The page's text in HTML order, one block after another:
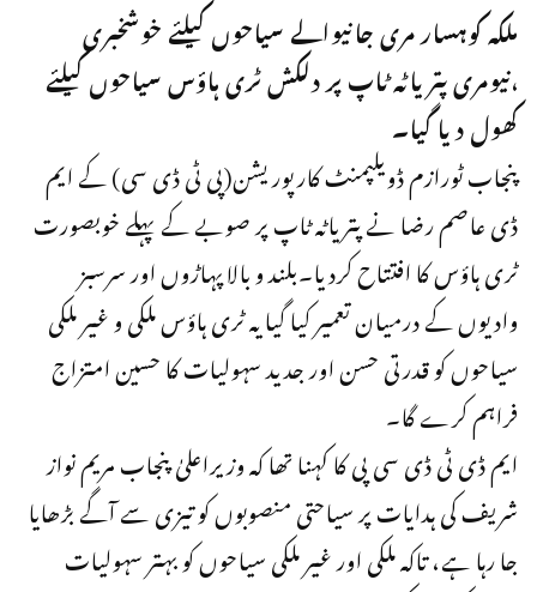
ملکہ کوہسار مری جانیوالے سیاحوں کیلئے خوشخبری
،نیومری پتریاٹہ ٹاپ پر دلکش ٹری ہاؤس سیاحوں کیلئے
کھول دیا گیا۔
پنجاب ٹورازم ڈویلپمنٹ کارپوریشن(پی ٹی ڈی سی) کے ایم
ڈی عاصم رضا نے پتریاٹہ ٹاپ پر صوبے کے پہلے خوبصورت
ٹری ہاؤس کا افتتاح کردیا۔بلند و بالاپہاڑوں اور سرسبز
وادیوں کے درمیان تعمیر کیا گیا یہ ٹری ہاؤس ملکی و غیر ملکی
سیاحوں کو قدرتی حسن اور جدید سہولیات کا حسین امتزاج
فراہم کرے گا۔
ایم ڈی ٹی ڈی سی پی کا کہنا تھا کہ وزیراعلیٰ پنجاب مریم نواز
شریف کی ہدایات پر سیاحتی منصوبوں کو تیزی سے آگے بڑھایا
جا رہا ہے، تاکہ ملکی اور غیر ملکی سیاحوں کو بہتر سہولیات